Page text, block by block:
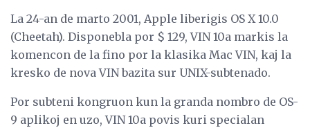
La 24-an de marto 2001, Apple liberigis OS X 10.0
(Cheetah). Disponebla por $ 129, VIN 10a markis la
komencon de la fino por la klasika Mac VIN, kaj la
kresko de nova VIN bazita sur UNIX-subtenado.
Por subteni kongruon kun la granda nombro de OS-
9 aplikoj en uzo, VIN 10a povis kuri specialan